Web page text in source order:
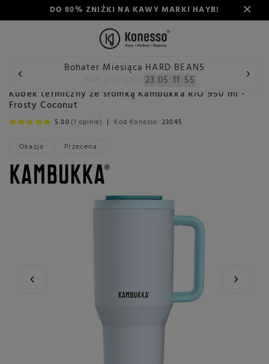
DO 80% ZNIŻKI NA KAWY MARKI HAYB!
Bohater Miesiąca HARD BEANS
23 05 11 55
Wstecz Konesso Akcesoria Rodzaj Kubki i łyżeczki
Okazja Przecena
Kubek termiczny ze słomką Kambukka RIO 950 ml -
Frosty Coconut
5.00 (1 opinie) Kod Konesso: 23045